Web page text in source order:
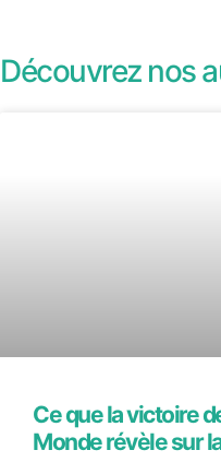
Découvrez nos
Ce que la victoire
Monde révèle sur